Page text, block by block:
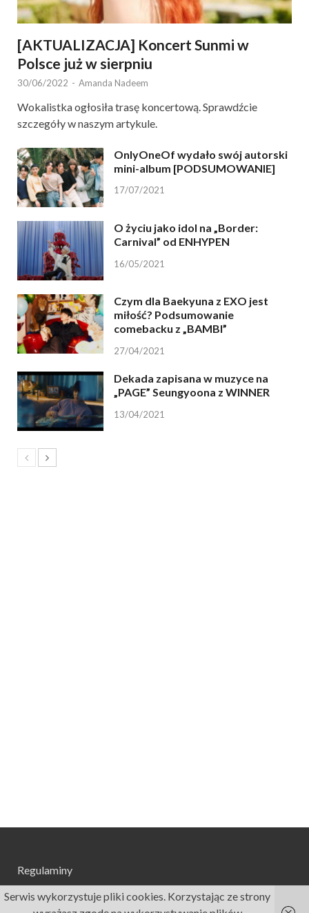
[AKTUALIZACJA] Koncert Sunmi w
Polsce już w sierpniu
30/06/2022 - Amanda Nadeem
Wokalistka ogłosiła trasę koncertową. Sprawdźcie
szczegóły w naszym artykule.
OnlyOneOf wydało swój autorski
mini-album [PODSUMOWANIE]
17/07/2021
O życiu jako idol na „Border:
Carnival” od ENHYPEN
16/05/2021
Czym dla Baekyuna z EXO jest
miłość? Podsumowanie
comebacku z „BAMBI”
27/04/2021
Dekada zapisana w muzyce na
„PAGE” Seungyoona z WINNER
13/04/2021
Regulaminy
Serwis wykorzystuje pliki cookies. Korzystając ze strony